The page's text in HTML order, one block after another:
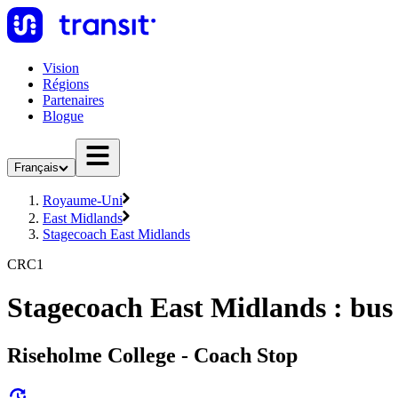
Vision
Régions
Partenaires
Blogue
Français
Royaume-Uni
East Midlands
Stagecoach East Midlands
CRC1
Stagecoach East Midlands :
Riseholme College - Coach Stop